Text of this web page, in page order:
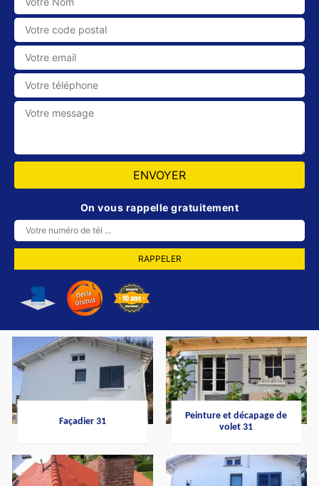
On vous rappelle gratuitement
Façadier 31
Peinture et décapage de
volet 31